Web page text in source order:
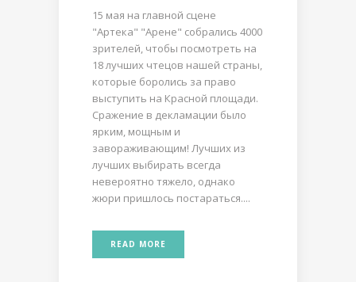
15 мая на главной сцене
"Артека" "Арене" собрались 4000
зрителей, чтобы посмотреть на
18 лучших чтецов нашей страны,
которые боролись за право
выступить на Красной площади.
Сражение в декламации было
ярким, мощным и
завораживающим! Лучших из
лучших выбирать всегда
невероятно тяжело, однако
жюри пришлось постараться....
READ MORE